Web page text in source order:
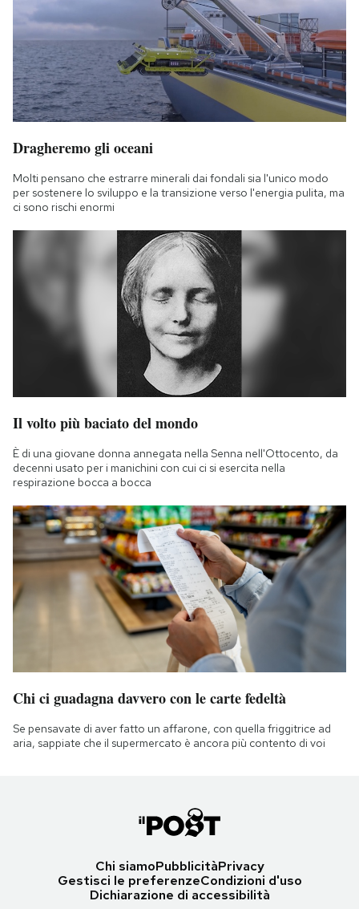
Dragheremo gli oceani
Molti pensano che estrarre minerali dai fondali sia l'unico modo
per sostenere lo sviluppo e la transizione verso l'energia pulita, ma
ci sono rischi enormi
Il volto più baciato del mondo
È di una giovane donna annegata nella Senna nell'Ottocento, da
decenni usato per i manichini con cui ci si esercita nella
respirazione bocca a bocca
Chi ci guadagna davvero con le carte fedeltà
Se pensavate di aver fatto un affarone, con quella friggitrice ad
aria, sappiate che il supermercato è ancora più contento di voi
Chi siamoPubblicitàPrivacy
Gestisci le preferenzeCondizioni d'uso
Dichiarazione di accessibilità